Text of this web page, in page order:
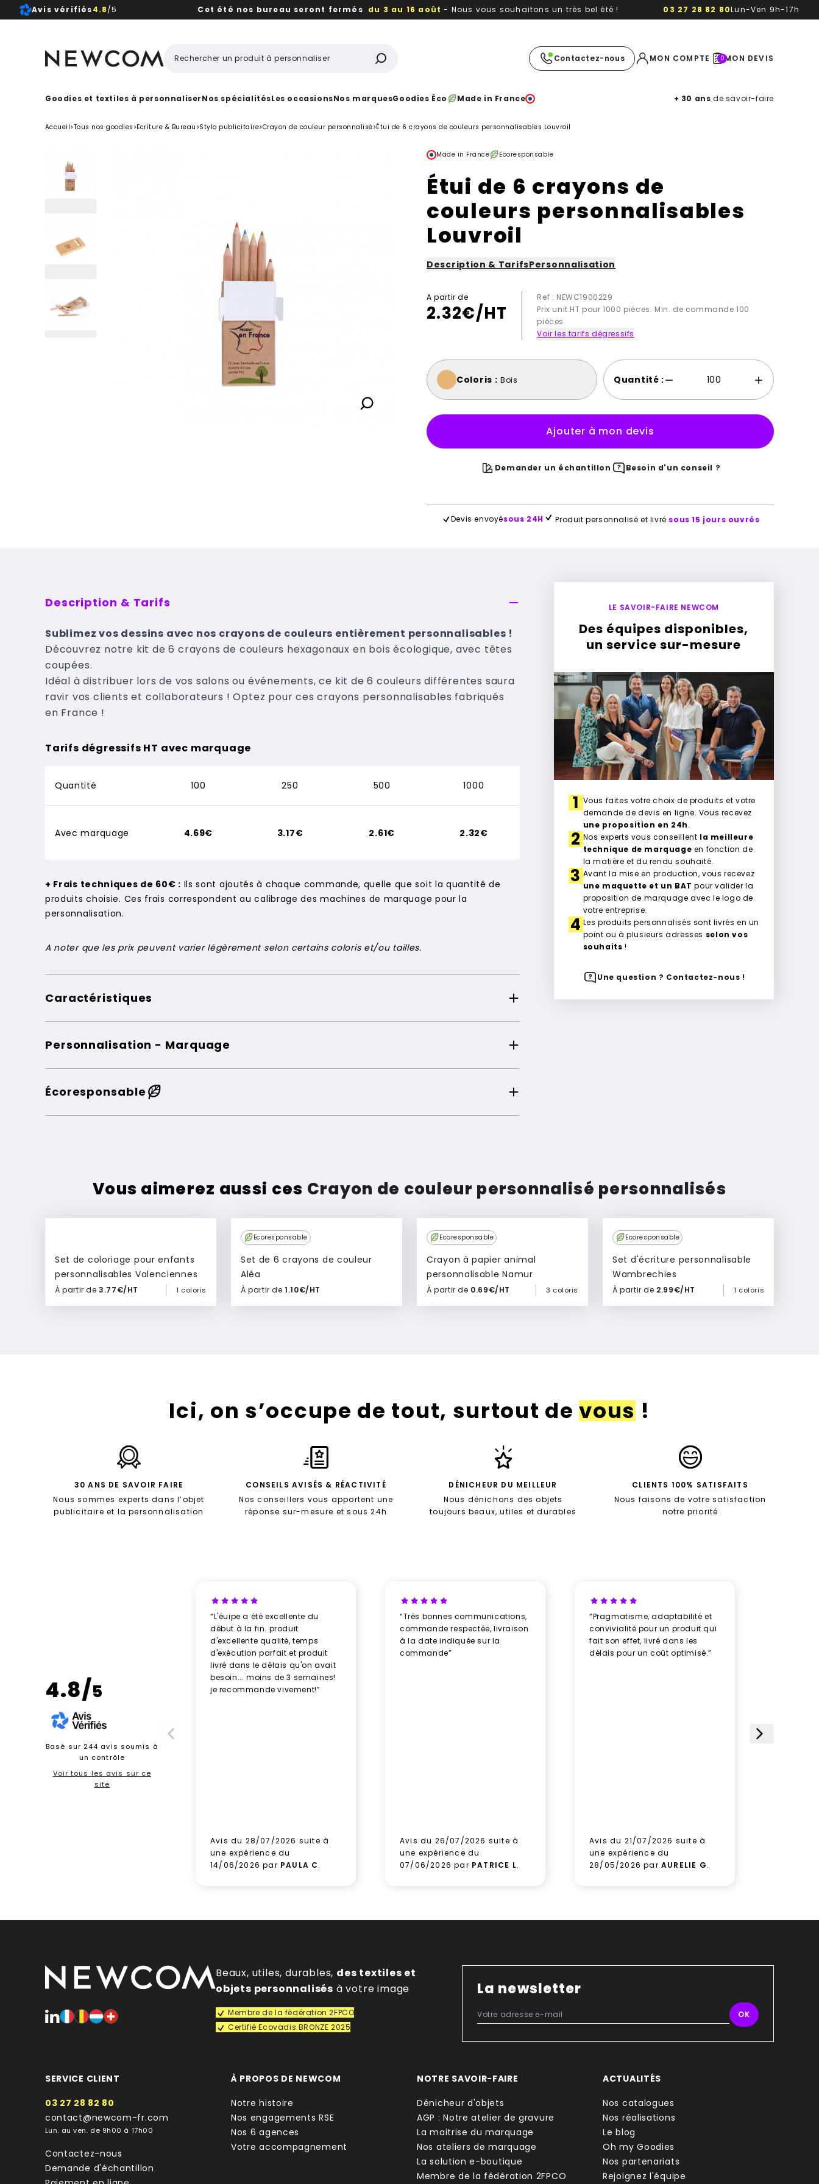
Avis vérifiés4.8/5 Cet été nos bureau seront fermés du 3 au 16 août - Nous vous souhaitons un très bel été !
03 27 28 82 80Lun-Ven 9h-17h
Contactez-nous MON COMPTE 0MON DEVIS
Goodies et textiles à personnaliserNos spécialitésLes occasionsNos marquesGoodies Éco Made in France + 30 ans de savoir-faire
Accueil>Tous nos goodies >Ecriture & Bureau >Stylo publicitaire>Crayon de couleur personnalisé>Étui de 6 crayons de couleurs personnalisables Louvroil
Made in France Ecoresponsable
Étui de 6 crayons de
couleurs personnalisables
Louvroil
Description & TarifsPersonnalisation
A partir de
2.32€/HT
Ref : NEWC1900229
Prix unit.HT pour 1000 pièces. Min. de commande 100
pièces.
Voir les tarifs dégressifs
Coloris : Bois Quantité :
Ajouter à mon devis
Demander un échantillon Besoin d'un conseil ?
Devis envoyésous 24H Produit personnalisé et livré sous 15 jours ouvrés
Description & Tarifs
Sublimez vos dessins avec nos crayons de couleurs entièrement personnalisables !
Découvrez notre kit de 6 crayons de couleurs hexagonaux en bois écologique, avec têtes
coupées.
Idéal à distribuer lors de vos salons ou événements, ce kit de 6 couleurs différentes saura
ravir vos clients et collaborateurs ! Optez pour ces crayons personnalisables fabriqués
en France !
Tarifs dégressifs HT avec marquage
Quantité
Avec marquage
100 250 500 1000
4.69€ 3.17€ 2.61€ 2.32€
+ Frais techniques de 60€ : Ils sont ajoutés à chaque commande, quelle que soit la quantité de
produits choisie. Ces frais correspondent au calibrage des machines de marquage pour la
personnalisation.
A noter que les prix peuvent varier légèrement selon certains coloris et/ou tailles.
Caractéristiques
Personnalisation - Marquage
Écoresponsable
LE SAVOIR-FAIRE NEWCOM
Des équipes disponibles,
un service sur-mesure
1 Vous faites votre choix de produits et votre
demande de devis en ligne. Vous recevez
une proposition en 24h.
2 Nos experts vous conseillent la meilleure
technique de marquage en fonction de
la matière et du rendu souhaité.
3 Avant la mise en production, vous recevez
une maquette et un BAT pour valider la
proposition de marquage avec le logo de
votre entreprise.
4 Les produits personnalisés sont livrés en un
point ou à plusieurs adresses selon vos
souhaits !
Une question ? Contactez-nous !
Vous aimerez aussi ces Crayon de couleur personnalisé personnalisés
Set de coloriage pour enfants
personnalisables Valenciennes
À partir de3.77€/HT 1 coloris
Ajouter à mon devis
Ecoresponsable
Set de 6 crayons de couleur
Aléa
À partir de1.10€/HT
Ajouter à mon devis
Ecoresponsable
Crayon à papier animal
personnalisable Namur
À partir de 0.69€/HT 3 coloris
Ajouter à mon devis
Ecoresponsable
Set d'écriture personnalisable
Wambrechies
À partir de 2.99€/HT 1 coloris
Ajouter à mon devis
Ici, on s’occupe de tout, surtout devous !
30 ANS DE SAVOIR FAIRE
Nous sommes experts dans l’objet
publicitaire et la personnalisation
CONSEILS AVISÉS & RÉACTIVITÉ
Nos conseillers vous apportent une
réponse sur-mesure et sous 24h
DÉNICHEUR DU MEILLEUR
Nous dénichons des objets
toujours beaux, utiles et durables
CLIENTS 100% SATISFAITS
Nous faisons de votre satisfaction
notre priorité
4.8/5
Basé sur 244 avis soumis à
un contrôle
Voir tous les avis sur ce
site
“L'éuipe a été excellente du
début à la fin. produit
d'excellente qualité, temps
d'exécution parfait et produit
livré dans le délais qu'on avait
besoin... moins de 3 semaines!
je recommande vivement!”
Avis du 28/07/2026 suite à
une expérience du
14/06/2026 par PAULA C.
“Très bonnes communications,
commande respectée, livraison
à la date indiquée sur la
commande”
Avis du 26/07/2026 suite à
une expérience du
07/06/2026 par PATRICE L.
“Pragmatisme, adaptabilité et
convivialité pour un produit qui
fait son effet, livré dans les
délais pour un coût optimisé.”
Avis du 21/07/2026 suite à
une expérience du
28/05/2026 par AURELIE G.
Beaux, utiles, durables, des textiles et
objets personnalisés à votre image
Membre de la fédération 2FPCO
Certifié Ecovadis BRONZE 2025
La newsletter
SERVICE CLIENT
03 27 28 82 80
contact@newcom-fr.com
Lun. au ven. de 9h00 à 17h00
Contactez-nous
Demande d'échantillon
À PROPOS DE NEWCOM
Notre histoire
Nos engagements RSE
Nos 6 agences
Votre accompagnement
NOTRE SAVOIR-FAIRE
Dénicheur d'objets
AGP : Notre atelier de gravure
La maitrise du marquage
Nos ateliers de marquage
La solution e-boutique
Membre de la fédération 2FPCO
ACTUALITÉS
Nos catalogues
Nos réalisations
Le blog
Oh my Goodies
Nos partenariats
Rejoignez l'équipe